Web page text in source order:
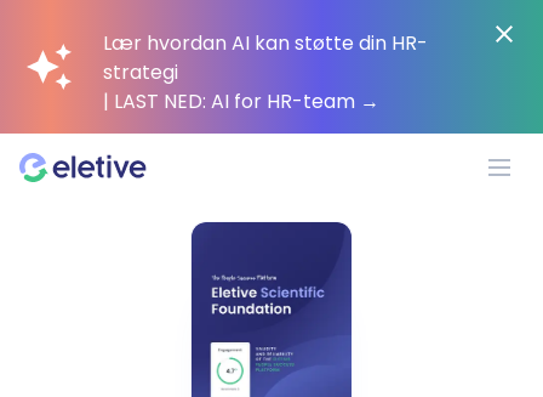
Lær hvordan AI kan støtte din HR-
strategi
| LAST NED: AI for HR-team →